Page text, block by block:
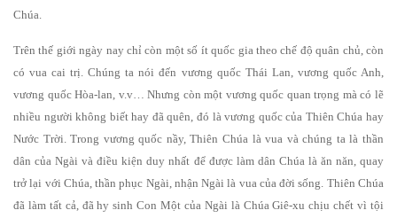
Chúa.
Trên thế giới ngày nay chỉ còn một số ít quốc gia theo chế độ quân chủ, còn
có vua cai trị. Chúng ta nói đến vương quốc Thái Lan, vương quốc Anh,
vương quốc Hòa-lan, v.v… Nhưng còn một vương quốc quan trọng mà có lẽ
nhiều người không biết hay đã quên, đó là vương quốc của Thiên Chúa hay
Nước Trời. Trong vương quốc nầy, Thiên Chúa là vua và chúng ta là thần
dân của Ngài và điều kiện duy nhất để được làm dân Chúa là ăn năn, quay
trở lại với Chúa, thần phục Ngài, nhận Ngài là vua của đời sống. Thiên Chúa
đã làm tất cả, đã hy sinh Con Một của Ngài là Chúa Giê-xu chịu chết vì tội